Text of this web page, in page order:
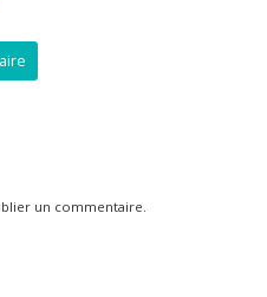
un commentaire.